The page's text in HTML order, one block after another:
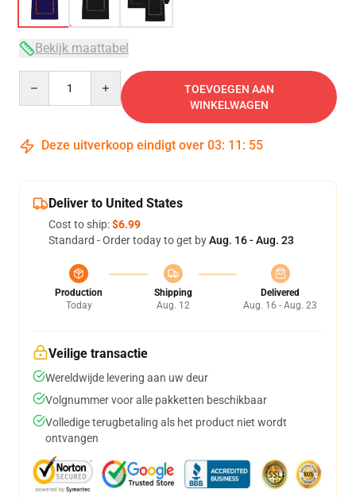
Bekijk maattabel
TOEVOEGEN AAN
WINKELWAGEN
Deze uitverkoop eindigt over 03: 11 : 54
Deliver to United States
Cost to ship:$6.99
Standard - Order today to get byAug. 16 - Aug. 23
Production
Today
Shipping
Aug. 12
Delivered
Aug. 16 - Aug. 23
Veilige transactie
Wereldwijde levering aan uw deur
Volgnummer voor alle pakketten beschikbaar
Volledige terugbetaling als het product niet wordt
ontvangen